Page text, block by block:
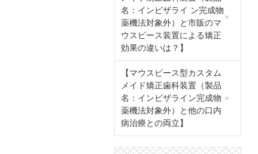
名：インビザライ ン完成物
薬機法対象外）と市販のマ
ウスピース装置による矯正
効果の違いは？】
【マウスピース型カスタム
メイド矯正歯科装置（製品
名：インビザライン完成物
薬機法対象外）と他の口内
病治療との両立】